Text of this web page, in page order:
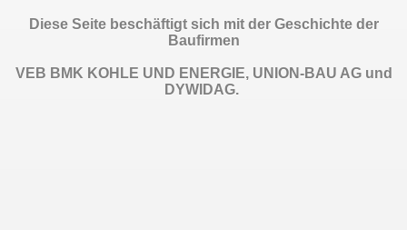
Diese Seite beschäftigt sich mit der Geschichte der
Baufirmen
VEB BMK KOHLE UND ENERGIE, UNION-BAU AG und
DYWIDAG.